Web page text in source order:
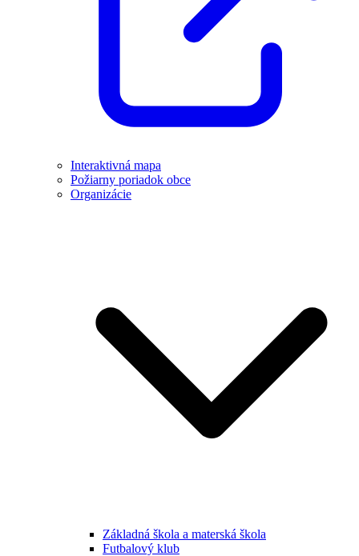
Interaktivná mapa
Požiarny poriadok obce
Organizácie
Základná škola a materská škola
Futbalový klub